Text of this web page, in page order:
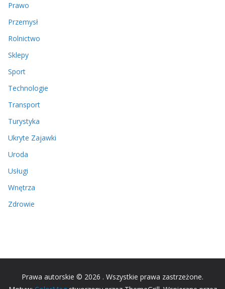
Prawo
Przemysł
Rolnictwo
Sklepy
Sport
Technologie
Transport
Turystyka
Ukryte Zajawki
Uroda
Usługi
Wnętrza
Zdrowie
Prawa autorskie © 2026 . Wszystkie prawa zastrzeżone.